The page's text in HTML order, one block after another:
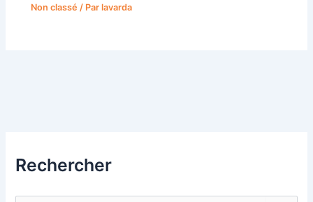
Non classé / Parlavarda
Rechercher